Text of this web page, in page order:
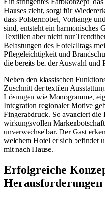
Ein stringentes Farbkonzept,
Hauses zieht, sorgt für
dass Polstermöbel, Vorhänge
sind, entsteht ein harmonisches
Textilien aber nicht nur
Belastungen des Hotelalltags
Pflegeleichtigkeit und
die bereits bei der Auswahl und
Neben den klassischen
Zuschnitt der textilen
Lösungen wie Monogramme,
Integration regionaler Motive
Fingerabdruck. So avanciert die
wirkungsvollen
unverwechselbar. Der Gast
welchem Hotel er sich befindet
mit nach Hause.
Erfolgreiche